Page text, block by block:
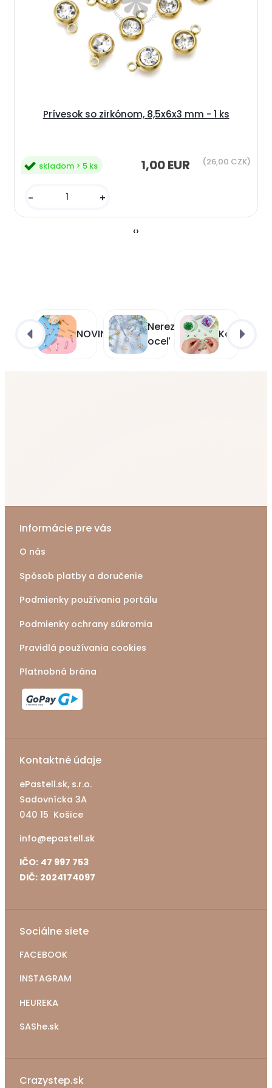
Prívesok so zirkónom, 8,5x6x3 mm - 1 ks
1,00 EUR (26,00 CZK)
- +
skladom > 5 ks
‹›
NOVINKY
Nerezová
oceľ
Korálky
Informácie pre vás
O nás
Spôsob platby a doručenie
Podmienky používania portálu
Podmienky ochrany súkromia
Pravidlá používania cookies
Platnobná brána
Kontaktné údaje
ePastell.sk, s.r.o.
Sadovnícka 3A
040 15 Košice
info@epastell.sk
IČO: 47 997 753
DIČ: 2024174097
Sociálne siete
FACEBOOK
INSTAGRAM
HEUREKA
SAShe.sk
Crazystep.sk